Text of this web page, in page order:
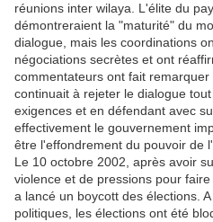
réunions inter wilaya. L'élite du
démontreraient la "maturité" du
dialogue, mais les coordinations
négociations secrètes et ont
commentateurs ont fait
continuait à rejeter le dialogue
exigences et en défendant avec
effectivement le gouvernement
être l'effondrement du pouvoir de
Le 10 octobre 2002, après avoir
violence et de pressions pour
a lancé un boycott des élections.
politiques, les élections ont été